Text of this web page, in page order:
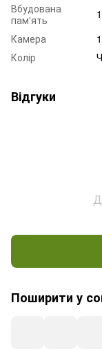
Вбудована
пам'ять
Камера
Колір
Відгуки
Поширити у